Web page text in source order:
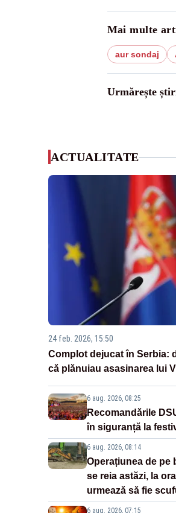
Mai multe
aur sondaj
Urmărește
ACTUALITATE
24 feb. 2026, 15:50
Complot dejucat în Serbia:
că plănuiau asasinarea lui
6 aug. 2026, 08:25
Recomandările
în siguranță la
6 aug. 2026, 08:14
Operațiunea de pe
se reia astăzi, la
urmează să fie
6 aug. 2026, 07:15